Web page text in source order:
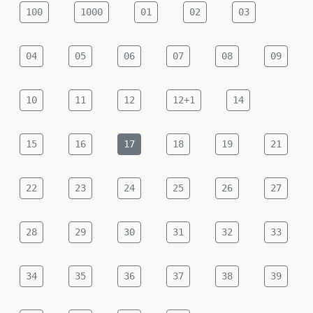
100 1000 01 02 03
04 05 06 07 08 09
10 11 12 12+1 14
15 16 17 18 19 21
22 23 24 25 26 27
28 29 30 31 32 33
34 35 36 37 38 39